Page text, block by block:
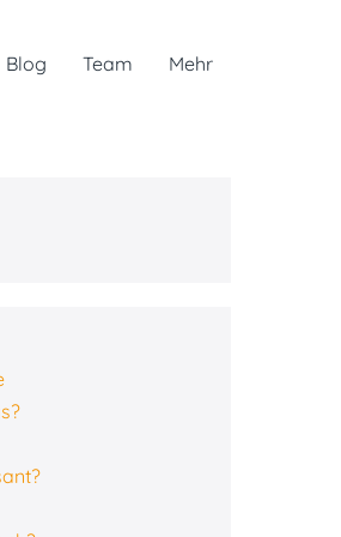
Blog Team Mehr